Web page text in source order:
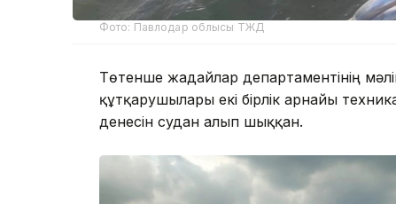
Фото: Павлодар облысы ТЖД
Төтенше жағдайлар департаментінің
құтқарушылары екі бірлік арнайы
денесін судан алып шыққан.